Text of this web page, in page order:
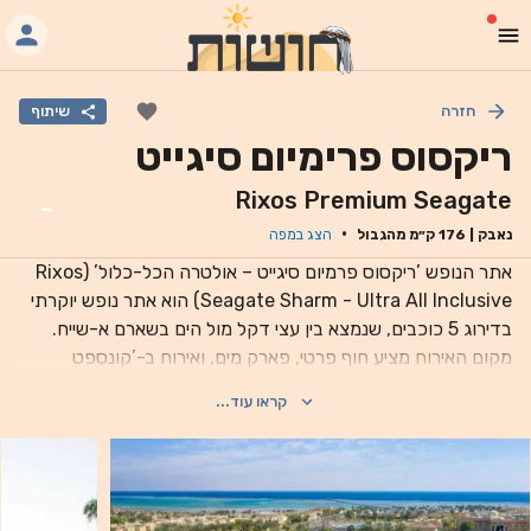
חזרה שיתוף
ריקסוס פרימיום סיגייט
Rixos Premium Seagate
נאבק 176 ק״מ מהגבול · הצג במפה
-
אתר הנופש ’ריקסוס פרמיום סיגייט – אולטרה הכל-כלול’ (Rixos
Seagate Sharm - Ultra All Inclusive) הוא אתר נופש יוקרתי
בדירוג 5 כוכבים, שנמצא בין עצי דקל מול הים בשארם א-שייח.
מקום האירוח מציע חוף פרטי, פארק מים, ואירוח ב-’קונספט
אינטרנט אלחוטי בחינם בכל האזורים. כל חדרי האירוח כוללים
מרפסת או טרסה עם נוף לבריכה או לגינה, ומצוידים בטלוויזיה עם
מסך שטוח, כספת, ומיני בר עם מלאי שמתחדש בחינם כל יום. חדר
קראו עוד...